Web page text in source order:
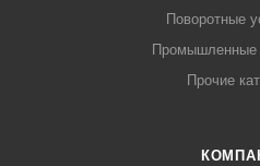
Поворотные
Промышленные
Прочие